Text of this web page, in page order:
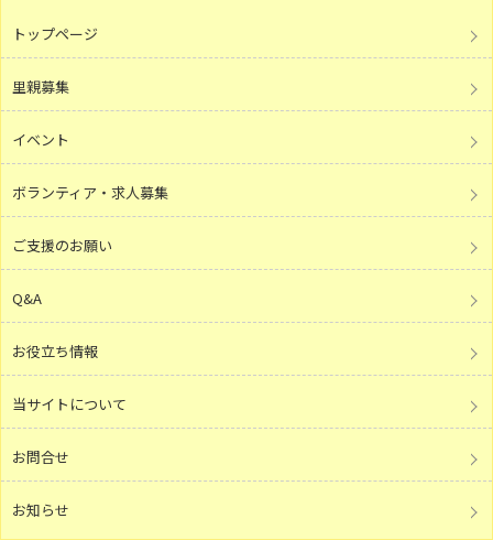
トップページ
里親募集
イベント
ボランティア・求人募集
ご支援のお願い
Q&A
お役立ち情報
当サイトについて
お問合せ
お知らせ